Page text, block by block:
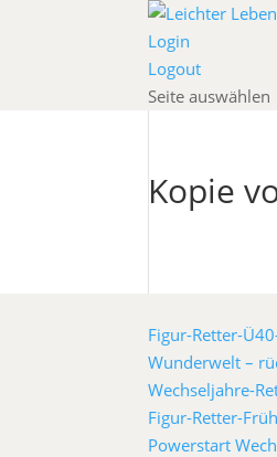
Login
Logout
Seite auswählen
Kopie
Figur-Retter-
Wunderwelt –
Wechseljahre-
Figur-Retter-
Powerstart